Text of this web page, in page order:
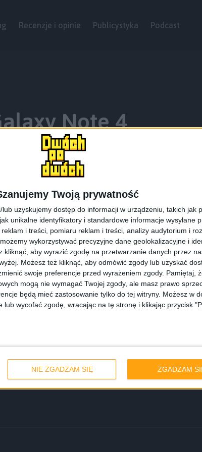
Twoją prywatność
lub uzyskujemy dostęp do informacji w urządzeniu, takich jak
unikalne identyfikatory i standardowe informacje wysyłane
i treści, pomiaru reklam i treści, analizy audytorium i
wykorzystywać precyzyjne dane geolokalizacyjne i
kliknąć, aby wyrazić zgodę na przetwarzanie danych przez
Możesz też kliknąć, aby odmówić zgody lub uzyskać
swoje preferencje przed wyrażeniem zgody. Pamiętaj,
mogą nie wymagać Twojej zgody, ale masz prawo
będą mieć zastosowanie tylko do tej witryny. Możesz w
lub wycofać zgodę, wracając na tę stronę i klikając przycisk
NIE ZGADZAM SIĘ ZGADZAM
Recenzje i opinie Publicystyka Podcast
Note 4